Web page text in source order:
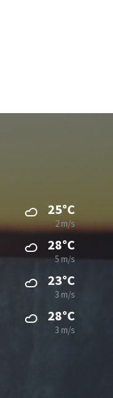
25°C
2 m/s
28°C
5 m/s
23°C
3 m/s
28°C
3 m/s